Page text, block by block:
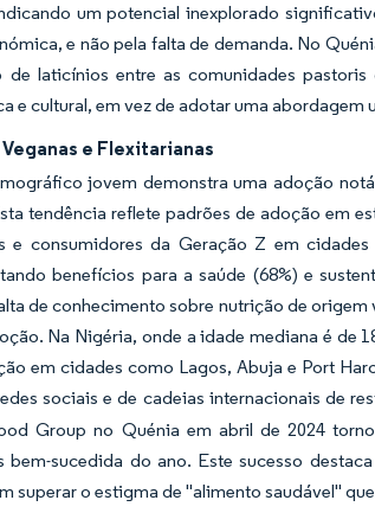
um potencial inexplorado
e não pela falta de demanda. No
laticínios entre as comunidades
e cultural, em vez de adotar uma abordagem
e Flexitarianas
jovem demonstra uma adoção
tendência reflete padrões de adoção em
e consumidores da Geração Z em
benefícios para a saúde (68%) e
de conhecimento sobre nutrição de
Na Nigéria, onde a idade mediana é de
em cidades como Lagos, Abuja e Port
sociais e de cadeias internacionais de
Group no Quénia em abril de 2024
sucedida do ano. Este sucesso
superar o estigma de "alimento saudável"